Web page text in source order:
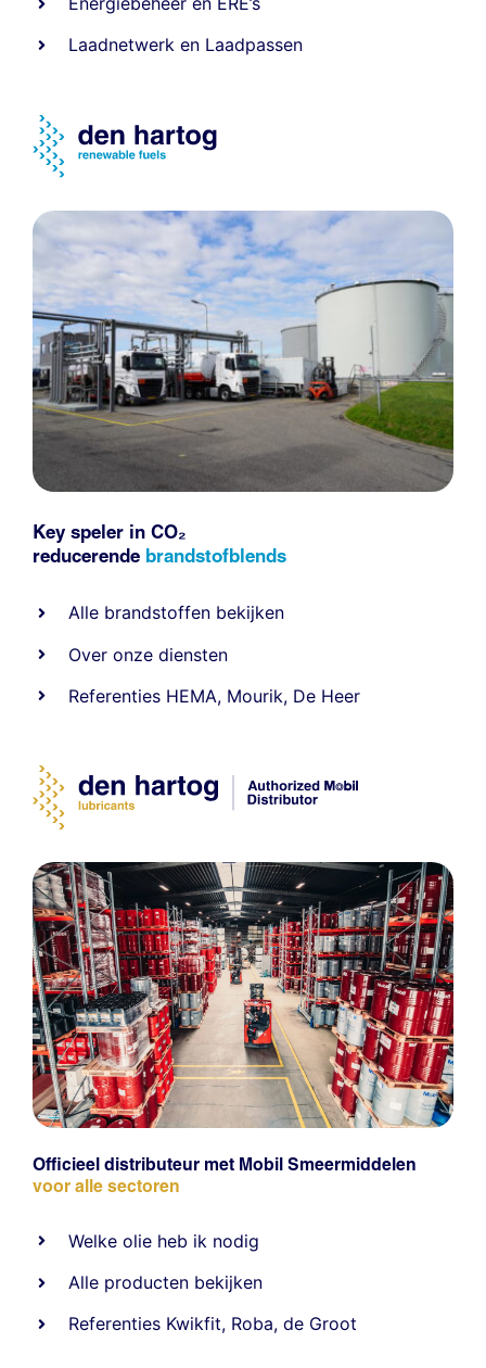
Laadnetwerk en Laadpassen
Key speler in CO₂
reducerende brandstofblends
Alle brandstoffen bekijken
Over onze diensten
Referenties HEMA, Mourik, De Heer
Officieel distributeur met Mobil Smeermiddelen
voor alle sectoren
Welke olie heb ik nodig
Alle producten bekijken
Referenties Kwikfit, Roba,de Groot